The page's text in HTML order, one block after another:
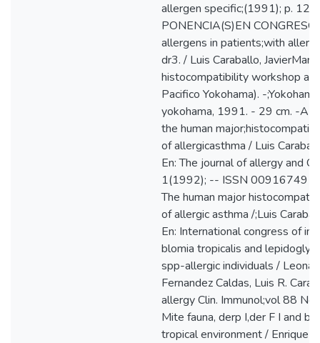
allergen specific;(1991); p.
PONENCIA(S)EN
allergens in patients;with
dr3. / Luis Caraballo,
histocompatibility workshop
Pacifico Yokohama). -
yokohama, 1991. - 29 cm. -
the human
of allergicasthma / Luis
En: The journal of allergy and
1(1992); -- ISSN 00916749 -
The human major
of allergic asthma /;Luis
En: International congress of
blomia tropicalis and
spp-allergic individuals /
Fernandez Caldas, Luis R.
allergy Clin. Immunol;vol 88
Mite fauna, derp I,der F I and
tropical environment / Enrique